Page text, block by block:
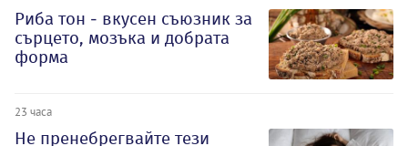
Риба тон - вкусен съюзник за
сърцето, мозъка и добрата
форма
23 часа
Не пренебрегвайте тези